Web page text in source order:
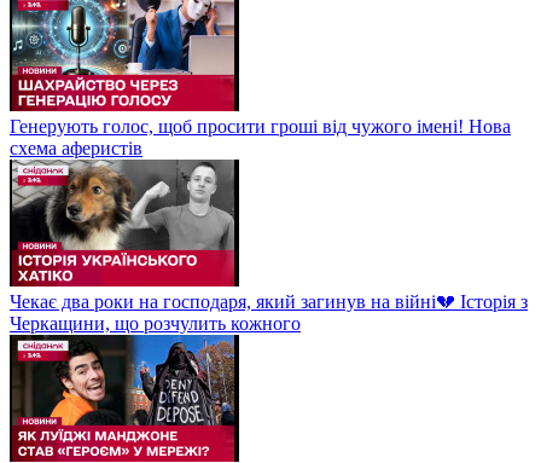
Генерують голос, щоб просити гроші від чужого імені! Нова
схема аферистів
Чекає два роки на господаря, який загинув на війні💔 Історія з
Черкащини, що розчулить кожного